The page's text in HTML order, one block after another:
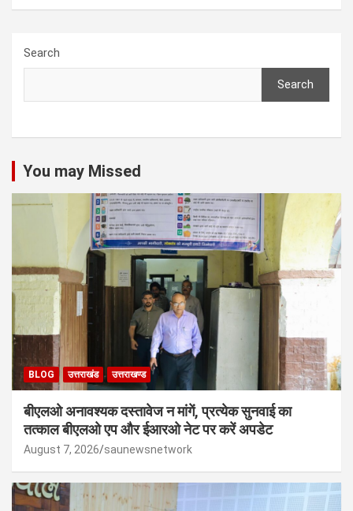
Search
Search
You may Missed
BLOG उत्तराखंड उत्तराखण्ड
बीएलओ अनावश्यक दस्तावेज न मांगें, प्रत्येक सुनवाई का
तत्काल बीएलओ एप और ईआरओ नेट पर करें अपडेट
August 7, 2026 saunewsnetwork